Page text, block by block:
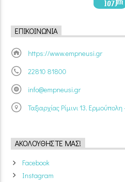
ΕΠΙΚΟΙΝΩΝΊΑ
https://www.empneusi.gr
22810 81800
info@empneusi.gr
Ταξιαρχίας Ρίμινι 13,
ΑΚΟΛΟΥΘΉΣΤΕ ΜΑΣ!
Facebook
Instagram